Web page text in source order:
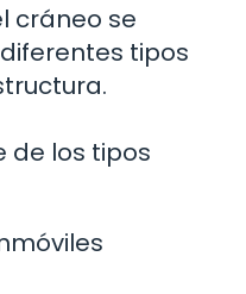
cráneo se
tipos
de los tipos